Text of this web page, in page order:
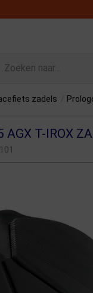
zadels
AGX T-IROX